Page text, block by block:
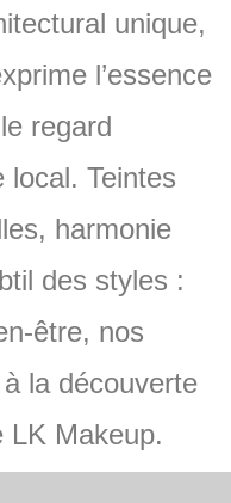
unique,
l’essence
regard
local. Teintes
harmonie
des styles :
être, nos
la découverte
LK Makeup.